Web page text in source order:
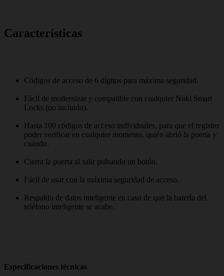
Características
Códigos de acceso de 6 dígitos para máxima seguridad.
Fácil de modernizar y compatible con cualquier Nuki Smart
Locks (no incluido).
Hasta 100 códigos de acceso individuales, para que el registro
poder verificar en cualquier momento, quién abrió la puerta y
cuándo.
Cierra la puerta al salir pulsando un botón.
Fácil de usar con la máxima seguridad de acceso.
Respaldo de datos inteligente en caso de que la batería del
teléfono inteligente se acabe.
Especificaciones técnicas